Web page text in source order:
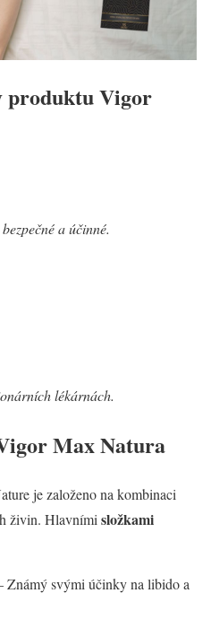
produktu Vigor
a účinné.
lékárnách.
Max Natura
je založeno na kombinaci
živin. Hlavními složkami
Známý svými účinky na libido a